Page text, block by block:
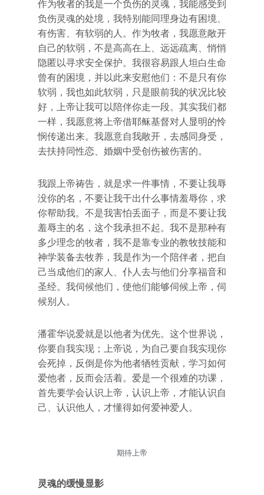
作为牧者的我是一个负伤的灵魂，我能感受到
负伤灵魂的处境，我特别能同理身边有困境、
有伤害、有软弱的人。作为牧者，我愿意敞开
自己的软弱，不是高高在上、远远疏离、悄悄
隐匿以寻求安全保护。我很容易跟人坦白生命
曾有的困境，并以此来安慰他们：不是只有你
软弱，我也如此软弱，只是眼前我的状况比较
好，上帝让我可以陪伴你走一段。其实我们都
一样，我愿意将上帝借耶稣基督对人显明的怜
悯传递出来。我愿意自我敞开，去感同身受，
去扶持同性恋、婚姻中受创伤被伤害的。
我跟上帝祷告，就是求一件事情，不要让我辱
没你的名，不要让我干出什么事情羞辱你，求
你帮助我。不是我害怕丢面子，而是不要让我
羞辱主的名，这个我承担不起。我不是那种有
多少理念的牧者，我不是靠专业的教牧技能和
神学装备去牧养，我是作为一个陪伴者，把自
己当成他们的家人、仆人去与他们分享福音和
圣经。我伺候他们，使他们能够伺候上帝，伺
候别人。
潘霍华说爱就是以他者为优先。这个世界说，
你要自我实现；上帝说，为自己要自我实现你
会死掉，反倒是你为他者牺牲贡献，学习如何
爱他者，反而会活着。爱是一个很难的功课，
首先要学会认识上帝，认识上帝，才能认识自
己、认识他人，才懂得如何爱神爱人。
期待上帝
灵魂的缓慢显影